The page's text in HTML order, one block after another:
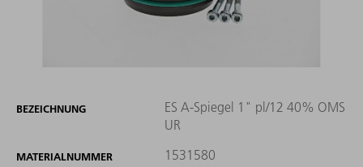
BEZEICHNUNG
ES A-Spiegel 1" pl/12 40% OMS
UR
MATERIALNUMMER 1531580